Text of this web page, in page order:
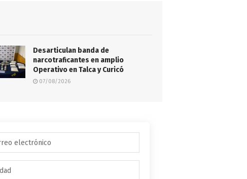
Desarticulan banda de
narcotraficantes en amplio
Operativo en Talca y Curicó
07/08/2026